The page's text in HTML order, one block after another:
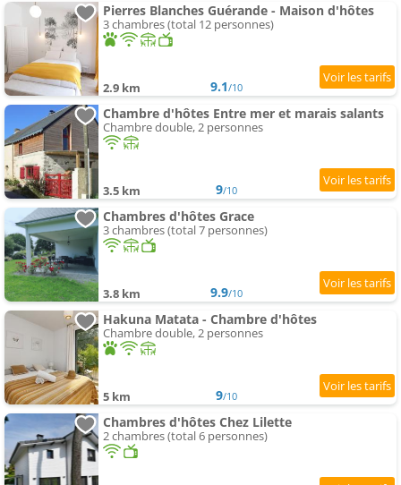
Pierres Blanches Guérande - Maison d'hôtes
3 chambres (total 12 personnes)
2.9 km 9.1/10
Chambre d'hôtes Entre mer et marais salants
Chambre double, 2 personnes
3.5 km 9/10
Chambres d'hôtes Grace
3 chambres (total 7 personnes)
3.8 km 9.9/10
Hakuna Matata - Chambre d'hôtes
Chambre double, 2 personnes
5 km 9/10
Chambres d'hôtes Chez Lilette
2 chambres (total 6 personnes)